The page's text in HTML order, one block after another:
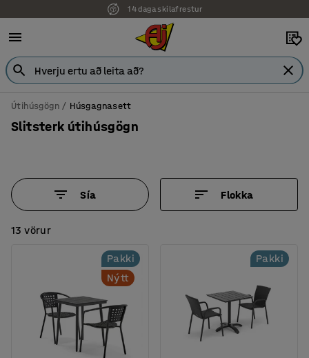
14 daga skilafrestur
Útihúsgögn Húsgagnasett
Slitsterk útihúsgögn
Sía Flokka
13 vörur
Pakki
Nýtt
Pakki